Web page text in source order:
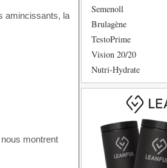
amincissants, la
montrent
Semenoll
Brulagène
TestoPrime
Vision 20/20
Nutri-Hydrate